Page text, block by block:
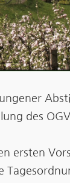
des
ersten